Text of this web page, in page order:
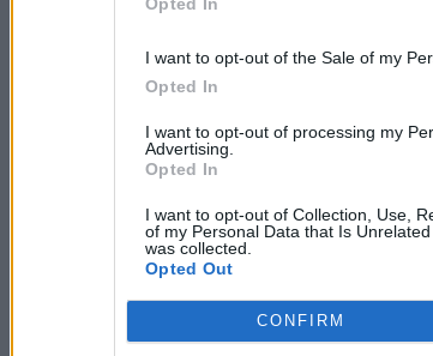
I want to opt-out of the Sale of my
Opted In
I want to opt-out of processing my
Advertising.
Opted In
I want to opt-out of Collection, Use,
of my Personal Data that Is
was collected.
Opted Out
CONFIRM